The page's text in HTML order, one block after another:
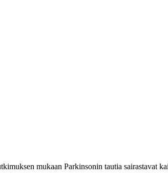
mukaan Parkinsonin tautia sairastavat